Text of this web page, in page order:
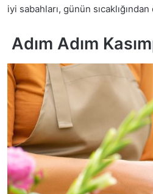
iyi sabahları, günün
Adım Adım